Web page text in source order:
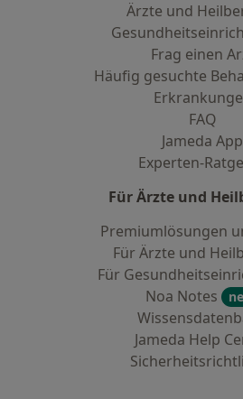
Ärzte und
Frag einen
Häufig gesuchte
FAQ
Jameda App
Experten-
Für Ärzte und
Premiumlösungen
Für Ärzte und
Für
Noa Notes
Jameda Help